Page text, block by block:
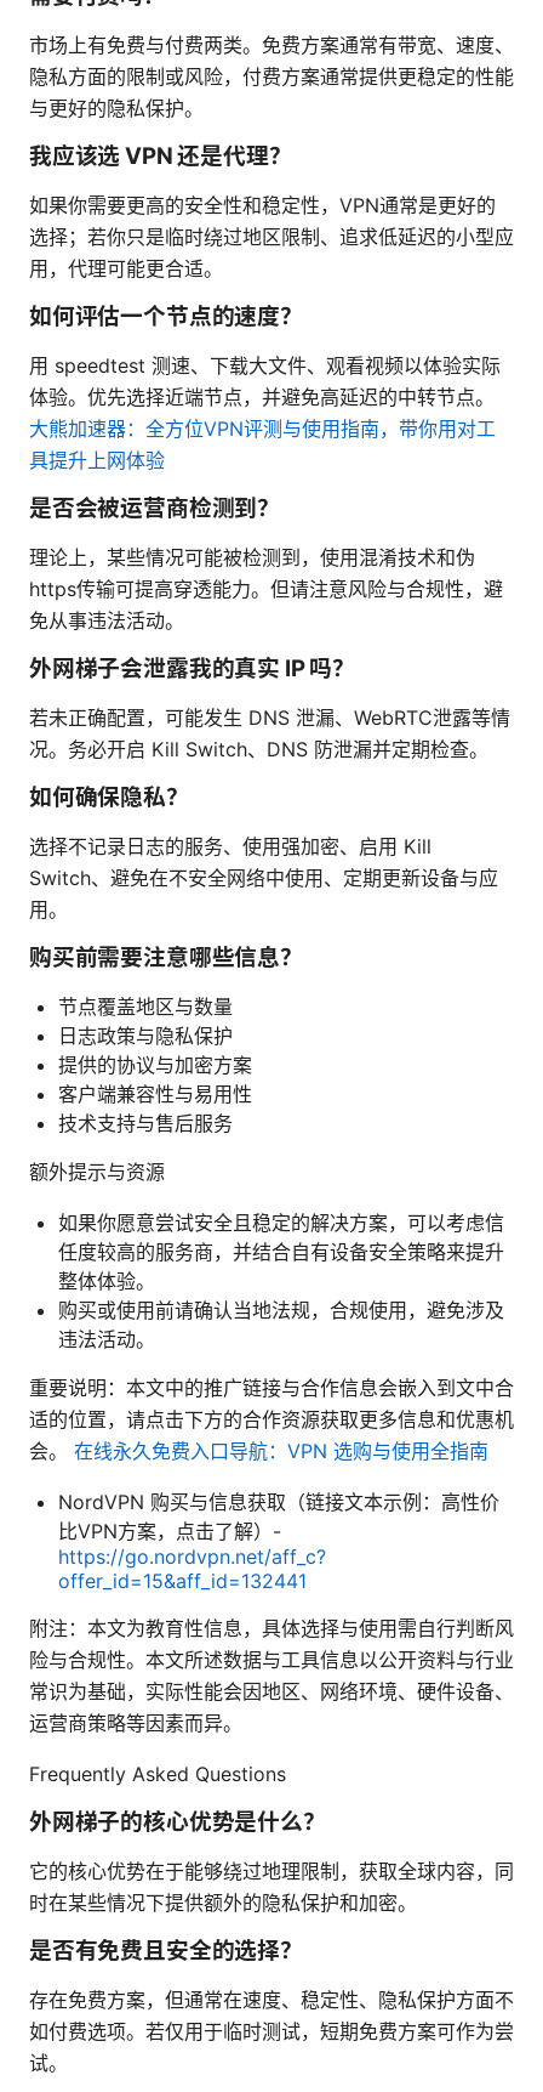
市场上有免费与付费两类。免费方案通常有带宽、速度、
隐私方面的限制或风险，付费方案通常提供更稳定的性能
与更好的隐私保护。
我应该选 VPN 还是代理？
如果你需要更高的安全性和稳定性，VPN通常是更好的
选择；若你只是临时绕过地区限制、追求低延迟的小型应
用，代理可能更合适。
如何评估一个节点的速度？
用 speedtest 测速、下载大文件、观看视频以体验实际
体验。优先选择近端节点，并避免高延迟的中转节点。
大熊加速器：全方位VPN评测与使用指南，带你用对工
具提升上网体验
是否会被运营商检测到？
理论上，某些情况可能被检测到，使用混淆技术和伪
https传输可提高穿透能力。但请注意风险与合规性，避
免从事违法活动。
外网梯子会泄露我的真实 IP 吗？
若未正确配置，可能发生 DNS 泄漏、WebRTC泄露等情
况。务必开启 Kill Switch、DNS 防泄漏并定期检查。
如何确保隐私？
选择不记录日志的服务、使用强加密、启用 Kill
Switch、避免在不安全网络中使用、定期更新设备与应
用。
购买前需要注意哪些信息？
节点覆盖地区与数量
日志政策与隐私保护
提供的协议与加密方案
客户端兼容性与易用性
技术支持与售后服务
额外提示与资源
如果你愿意尝试安全且稳定的解决方案，可以考虑信
任度较高的服务商，并结合自有设备安全策略来提升
整体体验。
购买或使用前请确认当地法规，合规使用，避免涉及
违法活动。
重要说明：本文中的推广链接与合作信息会嵌入到文中合
适的位置，请点击下方的合作资源获取更多信息和优惠机
会。 在线永久免费入口导航：VPN 选购与使用全指南
NordVPN 购买与信息获取（链接文本示例：高性价
比VPN方案，点击了解）-
https://go.nordvpn.net/aff_c?
offer_id=15&aff_id=132441
附注：本文为教育性信息，具体选择与使用需自行判断风
险与合规性。本文所述数据与工具信息以公开资料与行业
常识为基础，实际性能会因地区、网络环境、硬件设备、
运营商策略等因素而异。
Frequently Asked Questions
外网梯子的核心优势是什么？
它的核心优势在于能够绕过地理限制，获取全球内容，同
时在某些情况下提供额外的隐私保护和加密。
是否有免费且安全的选择？
存在免费方案，但通常在速度、稳定性、隐私保护方面不
如付费选项。若仅用于临时测试，短期免费方案可作为尝
试。